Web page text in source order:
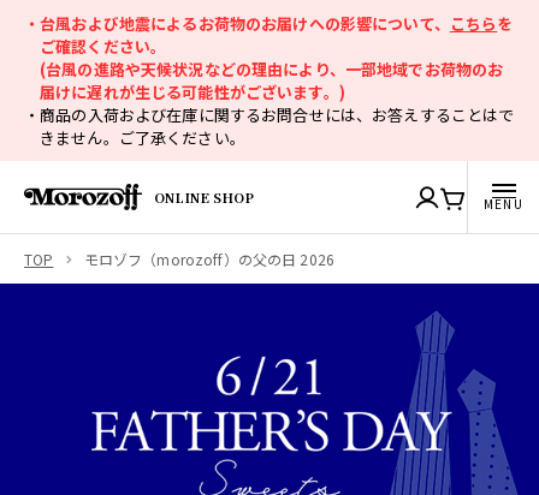
・台風および地震によるお荷物のお届けへの影響について、 こちらを
ご確認ください。
(台風の進路や天候状況などの理由により、一部地域でお荷物のお
届けに遅れが生じる可能性がございます。)
・商品の入荷および在庫に関するお問合せには、お答えすることはで
きません。ご了承ください。
ONLINE SHOP
TOP モロゾフ（morozoff）の父の日 2026